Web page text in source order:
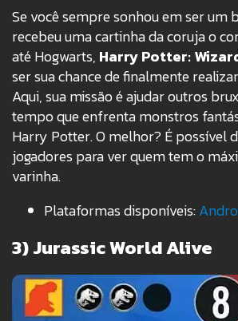
Se você sempre sonhou em ser um
recebeu uma cartinha da coruja o
até Hogwarts, Harry Potter:
ser sua chance de finalmente
Aqui, sua missão é ajudar outros
tempo que enfrenta monstros
Harry Potter. O melhor? É possível
jogadores para ver quem tem o
varinha.
Plataformas disponíveis:
3) Jurassic World Alive